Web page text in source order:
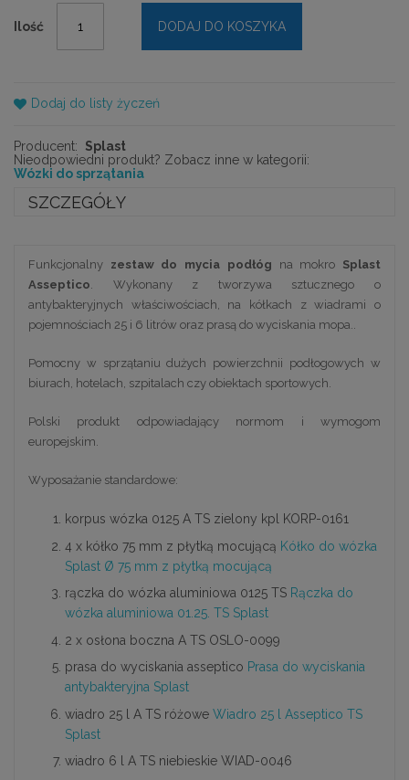
Ilość DODAJ DO KOSZYKA
Dodaj do listy życzeń
Producent:
Splast
Nieodpowiedni produkt? Zobacz inne w kategorii:
Wózki do sprzątania
SZCZEGÓŁY
Funkcjonalny zestaw do mycia podłóg na mokro Splast
Asseptico. Wykonany z tworzywa sztucznego o
antybakteryjnych właściwościach, na kółkach z wiadrami o
pojemnościach 25 i 6 litrów oraz prasą do wyciskania mopa..
Pomocny w sprzątaniu dużych powierzchnii podłogowych w
biurach, hotelach, szpitalach czy obiektach sportowych.
Polski produkt odpowiadający normom i wymogom
europejskim.
Wyposażanie standardowe:
korpus wózka 0125 A TS zielony kpl KORP-0161
4 x kółko 75 mm z płytką mocującą Kółko do wózka
Splast Ø 75 mm z płytką mocującą
rączka do wózka aluminiowa 0125 TS Rączka do
wózka aluminiowa 01.25. TS Splast
2 x osłona boczna A TS OSLO-0099
prasa do wyciskania asseptico Prasa do wyciskania
antybakteryjna Splast
wiadro 25 l A TS różowe Wiadro 25 l Asseptico TS
Splast
wiadro 6 l A TS niebieskie WIAD-0046